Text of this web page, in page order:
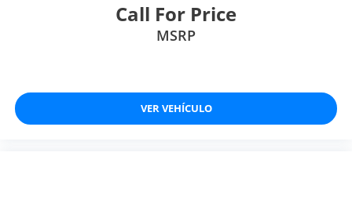
Call For Price
MSRP
VER VEHÍCULO